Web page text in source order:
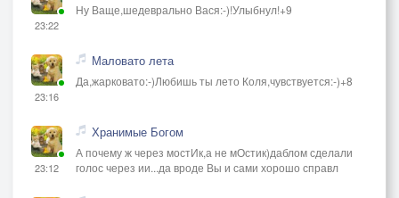
23:22
Ну Ваще,шедеврально Вася:-)!Улыбнул!+9
23:16
Маловато лета
Да,жарковато:-)Любишь ты лето Коля,чувствуется:-)+8
23:12
Хранимые Богом
А почему ж через мостИк,а не мОстик)даблом сделали
голос через ии...да вроде Вы и сами хорошо справл